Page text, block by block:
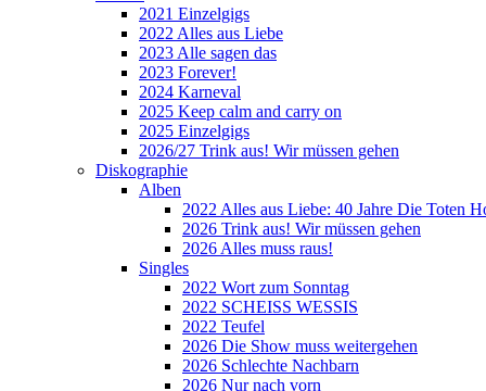
2021 Einzelgigs
2022 Alles aus Liebe
2023 Alle sagen das
2023 Forever!
2024 Karneval
2025 Keep calm and carry on
2025 Einzelgigs
2026/27 Trink aus! Wir müssen gehen
Diskographie
Alben
2022 Alles aus Liebe: 40 Jahre Die Toten
2026 Trink aus! Wir müssen gehen
2026 Alles muss raus!
Singles
2022 Wort zum Sonntag
2022 SCHEISS WESSIS
2022 Teufel
2026 Die Show muss weitergehen
2026 Schlechte Nachbarn
2026 Nur nach vorn